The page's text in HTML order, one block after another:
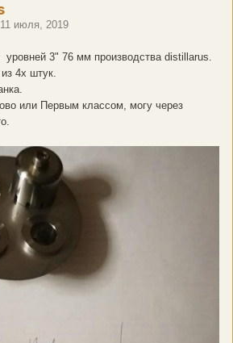
11 июля, 2019
уровней 3" 76 мм производства distillarus.
4х штук.
или Первым классом, могу через